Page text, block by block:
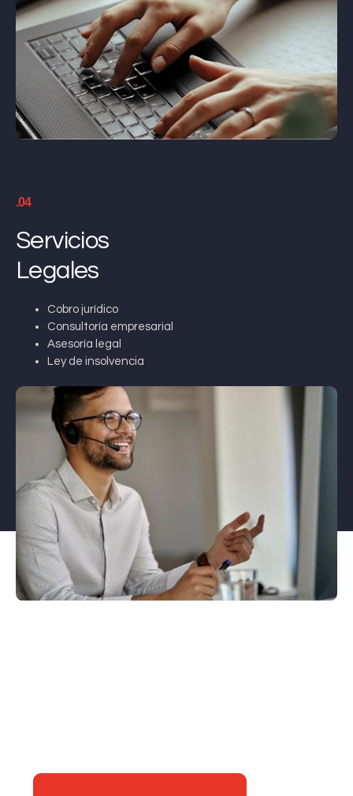
.04
Servicios
Legales
Cobro jurídico
Consultoría empresarial
Asesoría legal
Ley de insolvencia